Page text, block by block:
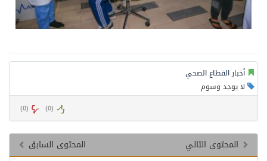
أخبار القطاع الصحي
لا يوجد وسوم
(
0
) (
0
)
المحتوى السابق
المحتوى التالي